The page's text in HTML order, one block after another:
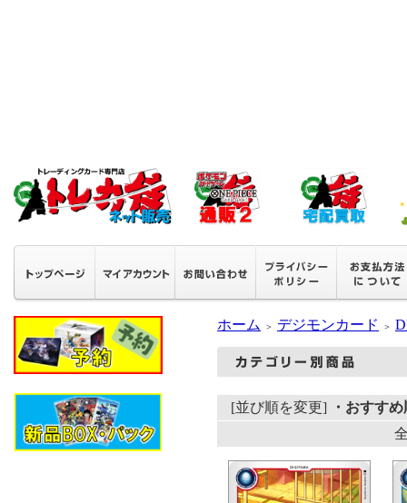
ホーム ＞ デジモンカード ＞
[並び順を変更]
・おすすめ